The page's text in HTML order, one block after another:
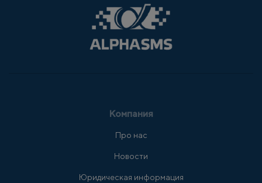
Компания
Про нас
Новости
Юридическая информация